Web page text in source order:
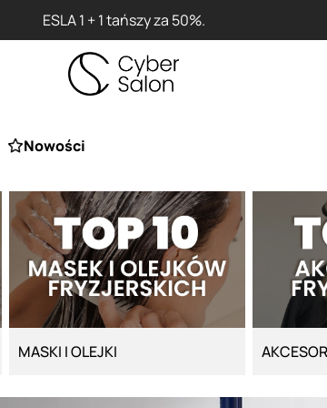
ESLA 1 + 1 tańszy za 50%.
Nowości
MASKI I OLEJKI